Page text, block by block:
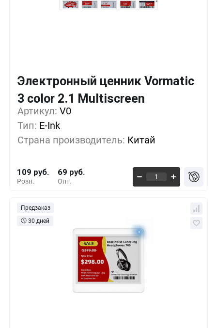
Электронный ценник Vormatic
3 color 2.1 Multiscreen
Артикул: V0
Тип: E-Ink
Страна производитель: Китай
Розн.
109 руб.
Опт.
69 руб.
1+
500+
1000+ -30%
Предзаказ
30 дней